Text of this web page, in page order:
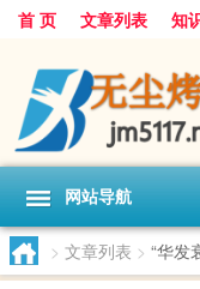
首 页 文章列表 知
网站导航
> 文章列表 > “华发